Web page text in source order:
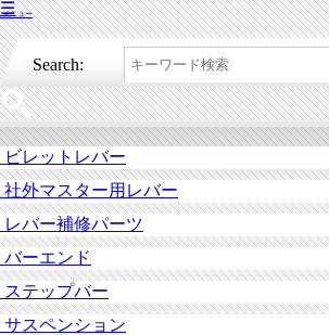
☰
メニュー
Search:
ビレットレバー
社外マスター用レバー
レバー補修パーツ
バーエンド
ステップバー
サスペンション